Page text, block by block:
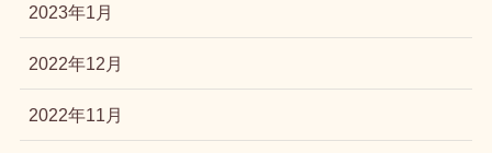
2023年1月
2022年12月
2022年11月